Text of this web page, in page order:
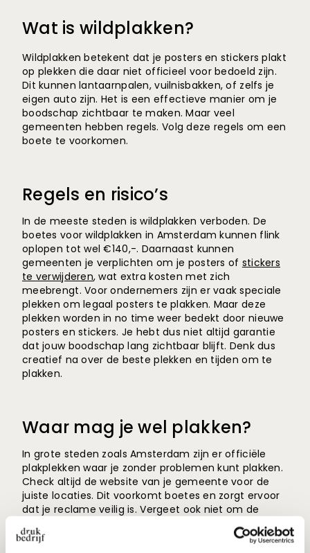
Wat is wildplakken?
Wildplakken betekent dat je posters en stickers plakt
op plekken die daar niet officieel voor bedoeld zijn.
Dit kunnen lantaarnpalen, vuilnisbakken, of zelfs je
eigen auto zijn. Het is een effectieve manier om je
boodschap zichtbaar te maken. Maar veel
gemeenten hebben regels. Volg deze regels om een
boete te voorkomen.
Regels en risico’s
In de meeste steden is wildplakken verboden. De
boetes voor wildplakken in Amsterdam kunnen flink
oplopen tot wel€140,-. Daarnaast kunnen
gemeenten je verplichten om je posters of stickers
te verwijderen, wat extra kosten met zich
meebrengt. Voor ondernemers zijn er vaak speciale
plekken om legaal posters te plakken. Maar deze
plekken worden in no time weer bedekt door nieuwe
posters en stickers. Je hebt dus niet altijd garantie
dat jouw boodschap lang zichtbaar blijft. Denk dus
creatief na over de beste plekken en tijden om te
plakken.
Waar mag je wel plakken?
In grote steden zoals Amsterdam zijn er officiële
plakplekken waar je zonder problemen kunt plakken.
Check altijd de website van je gemeente voor de
juiste locaties. Dit voorkomt boetes en zorgt ervoor
dat je reclame veilig is. Vergeet ook niet om de
Algemene Plaatselijke Verordening (APV) van je
gemeente te lezen; zo weet je precies wat wel en